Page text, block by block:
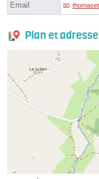
Email
Plan et adresse